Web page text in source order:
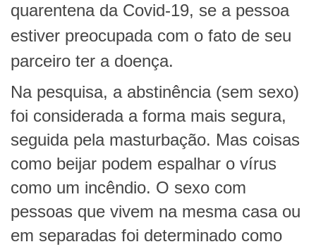
quarentena da Covid-19, se a pessoa
estiver preocupada com o fato de seu
parceiro ter a doença.
Na pesquisa, a abstinência (sem sexo)
foi considerada a forma mais segura,
seguida pela masturbação. Mas coisas
como beijar podem espalhar o vírus
como um incêndio. O sexo com
pessoas que vivem na mesma casa ou
em separadas foi determinado como